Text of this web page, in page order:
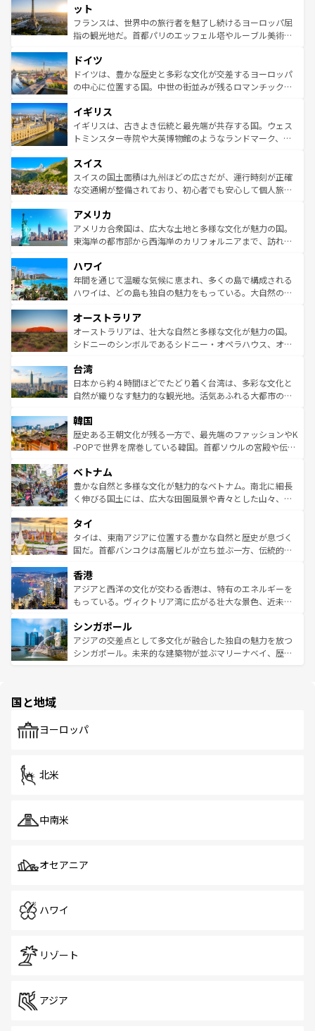
なお、新着のイタリア情報は
しい。
れる闘牛、そして美味しいタパスが生活の一部となってい
る。首都マドリードの洗練された雰囲気や、バルセロナの
アートに溢れた街角から、地方では古代ローマ遺跡や中世
せる。地方によって風土や気候が異なるスペインはその個
性で訪れる人を魅了する。 なお、新着のスペイン情報は コ
ンテンツ一覧を参照してほしい。
ット
フランスは、世界中の旅行者を魅了し続けるヨーロッパ屈
指の観光地だ。首都パリのエッフェル塔やルーブル美術館
で、幅広い魅力が詰まっている。華麗な宮殿、歴史的な大
聖堂、美しいビーチ、そして豊かな自然が、訪れる者を心
から魅了する。また、フランスは美食の国としても知ら
いる。シャンパンの発祥地であるランス、プロヴァンスの
香り高いラベンダー畑など、多彩な楽しみ方が可能だ。さ
らに、パリ以外の地域にも魅力が溢れており、どの街角に
れる地方に足を運ぶとそれぞれで全く異なる文化を体験で
きるだろう。 なお、新着のフランス情報はコンテンツ一覧
を参照してほしい。
ドイツ
ドイツは、豊かな歴史と多彩な文化が交差するヨーロッパ
の中心に位置する国。中世の街並みが残るロマンチック街
顔を持つこの国は、どこを歩いても飽きることがない。ベ
ルリンの文化的活気、バイエルン州のアルプスの絶景、そ
してライン川沿いのワイン畑といった風景は必見。ビール
は、お酒好きな人にはぜひ体験してほしい。 なお、新着の
ドイツ情報はコンテンツ一覧を参照してほしい。
イギリス
イギリスは、古きよき伝統と最先端が共存する国。ウェス
トミンスター寺院や大英博物館のようなランドマーク、歴
リアごとに異なる魅力がある。また、優雅なアフタヌーン
ティー、ビール好きにはたまらない英国パブ、サッカー観
戦など、本場だからこそできる体験も豊富。イギリスを旅
ンツ一覧を参照してほしい。
スイス
スイスの国土面積は九州ほどの広さだが、運行時刻が正確
な交通網が整備されており、初心者でも安心して個人旅行
の建物がそのまま残る町や、スイスならではのユニークな
博物館もあり、アルプス観光だけでなく町歩きも満喫する
ことができる。国民の所得が高いため物価も高いが、旅行
ば市内交通費無料で観光を楽しむこともできる。 なお、新
着のスイス情報はコンテンツ一覧 を参照してほしい。
アメリカ
アメリカ合衆国は、広大な土地と多様な文化が魅力の国。
東海岸の都市部から西海岸のカリフォルニアまで、訪れる
のような巨大都市は、観光、ショッピング、エンターテイ
ンメントが詰まった刺激的なスポットだ。一方、アメリカ
西部には大自然が広がり、グランドキャニオンやイエロー
部のニューオーリンズでは、音楽と美食が融合した独特の
文化が魅力。旅行者はアメリカの各地域で異なる魅力を楽
しみながら、その多様性と豊かな歴史を感じることができ
ならではの贅沢な旅のスタイルだ。 なお、新着のアメリカ
情報はコンテンツ一覧を参照してほしい。
ハワイ
年間を通じて温暖な気候に恵まれ、多くの島で構成される
ハワイは、どの島も独自の魅力をもっている。大自然の神
ワイ島は見逃せない。また、定番の観光地といえばオアフ
島だが、静かな自然を求めるならマウイ島やカウアイ島が
おすすめ。エメラルドグリーンに輝く海をはじめ、豊かな
れるおもてなしの心で訪れる人々を迎えてくれるハワイの
人々、おいしいローカルフードやハワイアンミュージッ
ク、伝統的なフラダンスなど、すべてがハワイの魅力を彩
ワイを、存分に味わってほしい。 なお、新着のハワイ情報
はコンテンツ一覧を参照してほしい。
オーストラリア
オーストラリアは、壮大な自然と多様な文化が魅力の国。
シドニーのシンボルであるシドニー・オペラハウス、オー
リアリーフや大陸中央部にそびえるウルル（エアーズロッ
ク）、タスマニアの美しい原生林やケアンズの熱帯雨林な
ど、見どころがたくさん。また、カフェやワイン、オージ
いる。アクティビティも充実しており、サーフィンやダイ
ビング、ハイキングなど、アウトドア好きにはたまらな
い。オーストラリアの多彩な魅力を存分に味わいつくそ
参照してほしい。
台湾
日本から約４時間ほどでたどり着く台湾は、多彩な文化と
自然が織りなす魅力的な観光地。活気あふれる大都市の台
ン）、静ひつな山岳地帯である台湾東部など、都市の喧騒
と山間の静けさが共存しており、訪れる人に新しい発見と
驚きをもたらしてくれる。また、奥深い台湾の食文化も魅
容にもいいと評判のスイーツなど、バラエティ豊かな料理
が味わえる。 なお、新着の台湾情報は コンテンツ一覧を参
照してほしい。
韓国
歴史ある王朝文化が残る一方で、最先端のファッションやK
-POPで世界を席巻している韓国。首都ソウルの宮殿や伝統
き、地方に足を延ばせば四季折々の自然美を楽しむことが
できる。そして、キムチや焼肉、絶品のストリートフード
まで、さまざまな韓国料理が待っている。夜には、韓国な
リティに包まれながら、韓国の多彩な魅力を心ゆくまで味
わってみてほしい。 なお、新着の韓国情報はコンテンツ一
覧を参照してほしい。
ベトナム
豊かな自然と多様な文化が魅力的なベトナム。南北に細長
く伸びる国土には、広大な田園風景や青々とした山々、世
急速な発展と共に伝統が息づく。ハノイの古い町並みやホ
ーチミン市のフランス統治時代の建物も、独特の雰囲気を
醸し出している。また、バラエティの豊かさとおいしさで
とつ。フォーやバインミー、ベトナムコーヒーなどは、ぜ
ひ現地で味わいたい。どの地域を訪れてもあたたかい人々
が旅行者を迎えてくれるので、きっと忘れられない旅にな
参照してほしい。
タイ
タイは、東南アジアに位置する豊かな自然と歴史が息づく
国だ。首都バンコクは高層ビルが立ち並ぶ一方、伝統的な
の活気が交差している。北部ではチェンマイなどの山岳地
帯で自然と触れ合い、南部ではプーケットやクラビの美し
いビーチでリゾート気分を楽しむことができる。タイ料理
激する。気候は一年中温暖で、どの季節にも異なる楽しみ
が待っている。親しみやすいタイの人々、仏教を中心とし
た文化、そして多様な観光資源が、訪れる旅人を魅了し続
香港
アジアと西洋の文化が交わる香港は、特有のエネルギーを
もっている。ヴィクトリア湾に広がる壮大な景色、近未来
み、どこを訪れても感動するはず。観光スポットが密集し
ており、効率よく見どころを回れるのも魅力。息をのむよ
うな絶景から文化的な体験まで、香港を存分に楽しみ尽く
シンガポール
アジアの交差点として多文化が融合した独自の魅力を放つ
シンガポール。未来的な建築物が並ぶマリーナベイ、歴史
で、ホーカーズは地元の風情を楽しめる外せないスポット
国と地域
ヨーロッパ
北米
中南米
オセアニア
ハワイ
リゾート
アジア